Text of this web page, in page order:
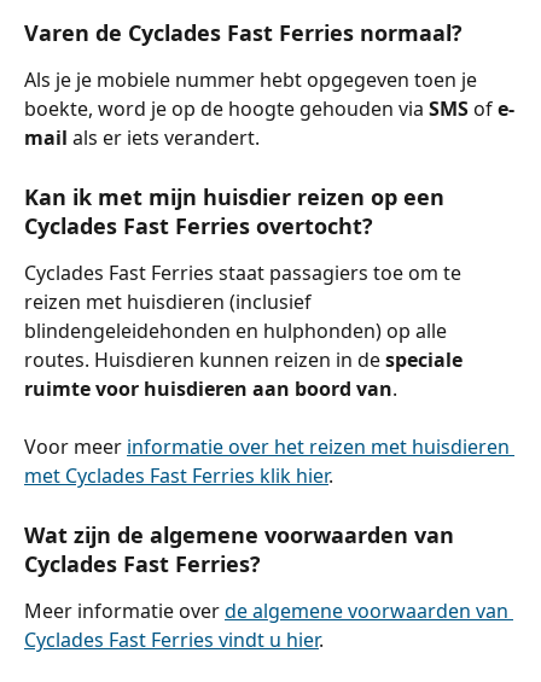
Varen de Cyclades Fast Ferries normaal?
Als je je mobiele nummer hebt opgegeven toen je
boekte, word je op de hoogte gehouden via SMS of e-
mail als er iets verandert.
Kan ik met mijn huisdier reizen op een
Cyclades Fast Ferries overtocht?
Cyclades Fast Ferries staat passagiers toe om te
reizen met huisdieren (inclusief
blindengeleidehonden en hulphonden) op alle
routes. Huisdieren kunnen reizen in de speciale
ruimte voor huisdieren aan boord van.
Voor meer informatie over het reizen met huisdieren
met Cyclades Fast Ferries klik hier.
Wat zijn de algemene voorwaarden van
Cyclades Fast Ferries?
Meer informatie over de algemene voorwaarden van
Cyclades Fast Ferries vindt u hier.